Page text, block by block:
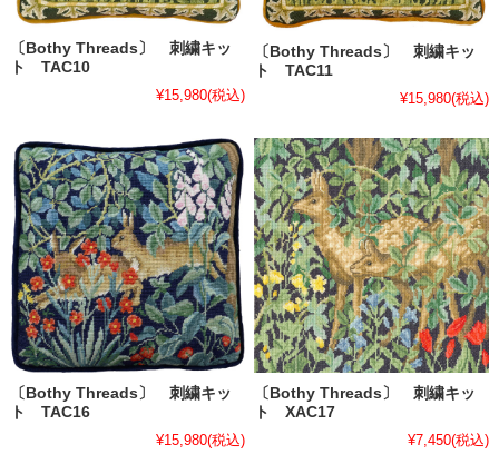
〔Bothy Threads〕 刺繍キッ
ト TAC10
¥15,980(税込)
〔Bothy Threads〕 刺繍キッ
ト TAC11
¥15,980(税込)
〔Bothy Threads〕 刺繍キッ
ト TAC16
¥15,980(税込)
〔Bothy Threads〕 刺繍キッ
ト XAC17
¥7,450(税込)